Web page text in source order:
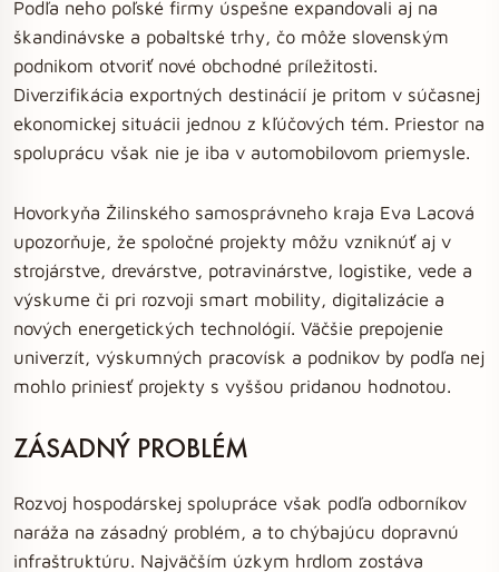
Podľa neho poľské firmy úspešne expandovali aj na
škandinávske a pobaltské trhy, čo môže slovenským
podnikom otvoriť nové obchodné príležitosti.
Diverzifikácia exportných destinácií je pritom v súčasnej
ekonomickej situácii jednou z kľúčových tém. Priestor na
spoluprácu však nie je iba v automobilovom priemysle.
Hovorkyňa Žilinského samosprávneho kraja Eva Lacová
upozorňuje, že spoločné projekty môžu vzniknúť aj v
strojárstve, drevárstve, potravinárstve, logistike, vede a
výskume či pri rozvoji smart mobility, digitalizácie a
nových energetických technológií. Väčšie prepojenie
univerzít, výskumných pracovísk a podnikov by podľa nej
mohlo priniesť projekty s vyššou pridanou hodnotou.
ZÁSADNÝ PROBLÉM
Rozvoj hospodárskej spolupráce však podľa odborníkov
naráža na zásadný problém, a to chýbajúcu dopravnú
infraštruktúru. Najväčším úzkym hrdlom zostáva